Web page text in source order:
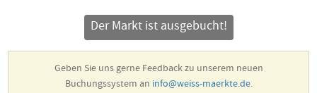
Der Markt ist ausgebucht!
Geben Sie uns gerne Feedback zu unserem neuen
Buchungssystem an info@weiss-maerkte.de.